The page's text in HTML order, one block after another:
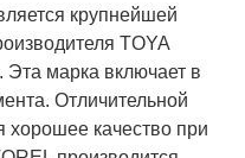
крупнейшей
TOYA
марка включает в
Отличительной
хорошее качество при